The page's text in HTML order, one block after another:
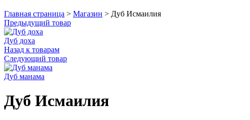
Главная страница > Магазин > Дуб Исмаилия
Предыдущий товар
Дуб доха
Назад к товарам
Следующий товар
Дуб манама
Дуб Исмаилия